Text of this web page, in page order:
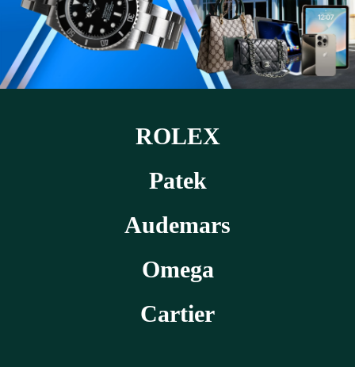
ROLEX
Patek
Audemars
Omega
Cartier